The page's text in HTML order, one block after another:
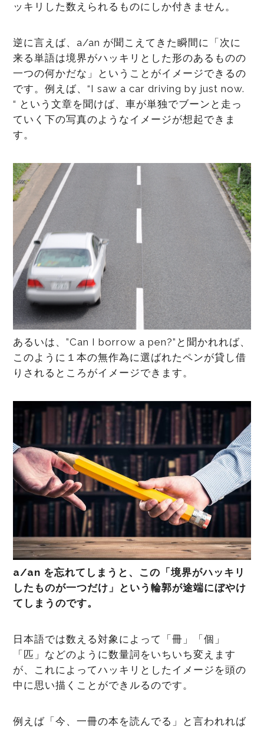
ッキリした数えられるものにしか付きません。
逆に言えば、a/an が聞こえてきた瞬間に「次に
来る単語は境界がハッキリとした形のあるものの
一つの何かだな」ということがイメージできるの
です。例えば、“I saw a car driving by just now.
“ という文章を聞けば、車が単独でブーンと走っ
ていく下の写真のようなイメージが想起できま
す。
あるいは、”Can I borrow a pen?”と聞かれれば、
このように１本の無作為に選ばれたペンが貸し借
りされるところがイメージできます。
a/an を忘れてしまうと、この「境界がハッキリ
したものが一つだけ」という輪郭が途端にぼやけ
てしまうのです。
日本語では数える対象によって「冊」「個」
「匹」などのように数量詞をいちいち変えます
が、これによってハッキリとしたイメージを頭の
中に思い描くことができルるのです。
例えば「今、一冊の本を読んでる」と言われれば